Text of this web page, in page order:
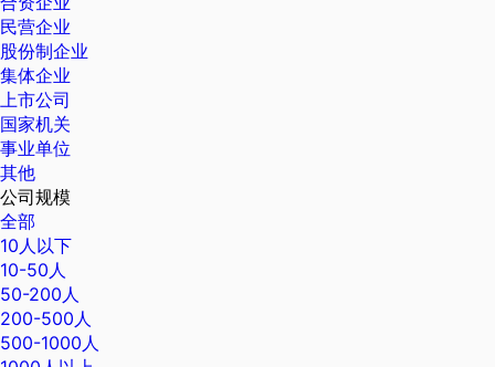
民营企业
股份制企业
集体企业
上市公司
国家机关
事业单位
其他
公司规模
全部
10人以下
10-50人
50-200人
200-500人
500-1000人